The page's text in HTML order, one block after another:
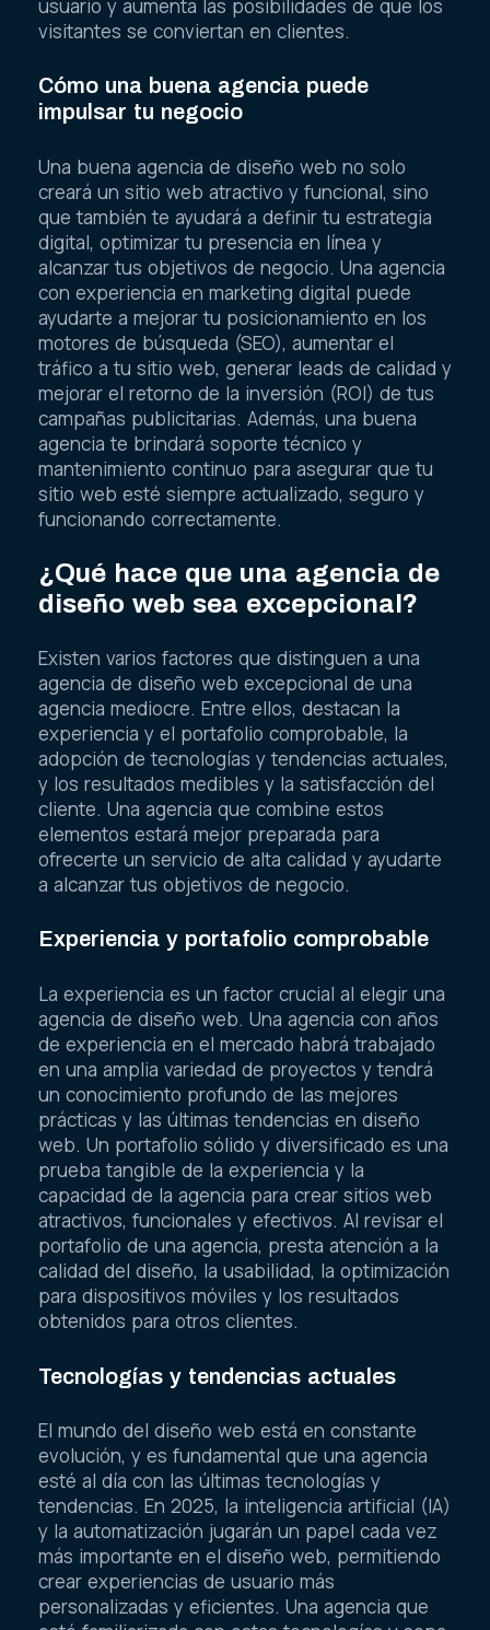
usuario y aumenta las posibilidades de que los
visitantes se conviertan en clientes.
Cómo una buena agencia puede
impulsar tu negocio
Una buena agencia de diseño web no solo
creará un sitio web atractivo y funcional, sino
que también te ayudará a definir tu estrategia
digital, optimizar tu presencia en línea y
alcanzar tus objetivos de negocio. Una agencia
con experiencia en marketing digital puede
ayudarte a mejorar tu posicionamiento en los
motores de búsqueda (SEO), aumentar el
tráfico a tu sitio web, generar leads de calidad y
mejorar el retorno de la inversión (ROI) de tus
campañas publicitarias. Además, una buena
agencia te brindará soporte técnico y
mantenimiento continuo para asegurar que tu
sitio web esté siempre actualizado, seguro y
funcionando correctamente.
¿Qué hace que una agencia de
diseño web sea excepcional?
Existen varios factores que distinguen a una
agencia de diseño web excepcional de una
agencia mediocre. Entre ellos, destacan la
experiencia y el portafolio comprobable, la
adopción de tecnologías y tendencias actuales,
y los resultados medibles y la satisfacción del
cliente. Una agencia que combine estos
elementos estará mejor preparada para
ofrecerte un servicio de alta calidad y ayudarte
a alcanzar tus objetivos de negocio.
Experiencia y portafolio comprobable
La experiencia es un factor crucial al elegir una
agencia de diseño web. Una agencia con años
de experiencia en el mercado habrá trabajado
en una amplia variedad de proyectos y tendrá
un conocimiento profundo de las mejores
prácticas y las últimas tendencias en diseño
web. Un portafolio sólido y diversificado es una
prueba tangible de la experiencia y la
capacidad de la agencia para crear sitios web
atractivos, funcionales y efectivos. Al revisar el
portafolio de una agencia, presta atención a la
calidad del diseño, la usabilidad, la optimización
para dispositivos móviles y los resultados
obtenidos para otros clientes.
Tecnologías y tendencias actuales
El mundo del diseño web está en constante
evolución, y es fundamental que una agencia
esté al día con las últimas tecnologías y
tendencias. En 2025, la inteligencia artificial (IA)
y la automatización jugarán un papel cada vez
más importante en el diseño web, permitiendo
crear experiencias de usuario más
personalizadas y eficientes. Una agencia que